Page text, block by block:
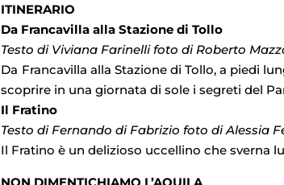
ITINERARIO
Da Francavilla alla Stazione di Tollo
Testo di Viviana Farinelli foto di Roberto
Da Francavilla alla Stazione di Tollo, a piedi
scoprire in una giornata di sole i segreti del
Il Fratino
Testo di Fernando di Fabrizio foto di Alessia
Il Fratino è un delizioso uccellino che sverna